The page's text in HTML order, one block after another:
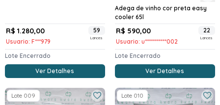
R$ 1.280,00
Usuario: F***979
59
Lances
Lote Encerrado
Ver Detalhes
Adega de vinho cor preta easy
cooler 65l
R$ 590,00
Usuario: u***********002
22
Lances
Lote Encerrado
Ver Detalhes
Lote 009 Lote 010